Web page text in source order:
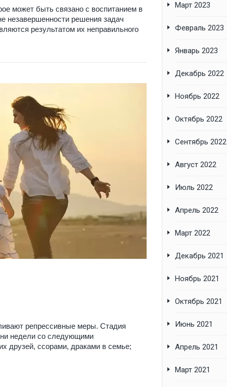
может быть связано с воспитанием в
незавершенности решения задач
результатом их неправильного
репрессивные меры. Стадия
недели со следующими
друзей, ссорами, драками в семье;
Март 2023
Февраль 2023
Январь 2023
Декабрь 2022
Ноябрь 2022
Октябрь 2022
Сентябрь 2022
Август 2022
Июль 2022
Апрель 2022
Март 2022
Декабрь 2021
Ноябрь 2021
Октябрь 2021
Июнь 2021
Апрель 2021
Март 2021